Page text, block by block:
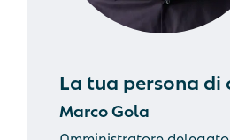
La tua persona
Marco Gola